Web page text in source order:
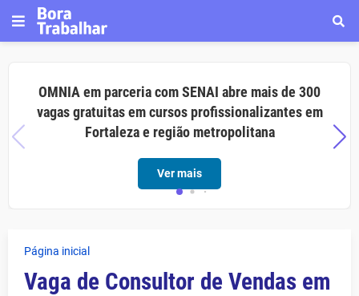
OMNIA em parceria com SENAI abre mais de 300
vagas gratuitas em cursos profissionalizantes em
Fortaleza e região metropolitana
Ver mais
Página inicial
Vaga de Consultor de Vendas em